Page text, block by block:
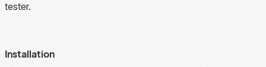
tester.
Installation